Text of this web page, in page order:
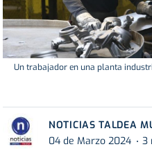
Un trabajador en una planta
NOTICIAS TALDEA
04 de Marzo 2024
3